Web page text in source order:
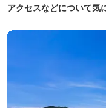
アクセスなどについて気